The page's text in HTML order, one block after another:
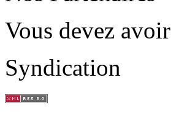
Vous devez avoir
Syndication